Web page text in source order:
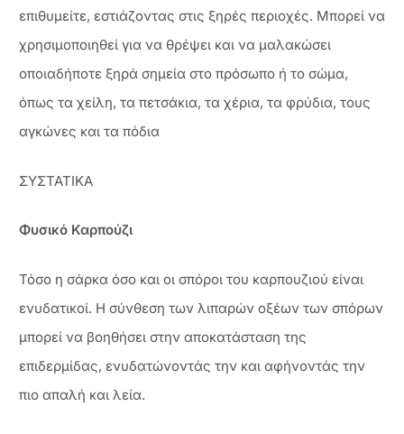
επιθυμείτε, εστιάζοντας στις ξηρές περιοχές. Μπορεί να
χρησιμοποιηθεί για να θρέψει και να μαλακώσει
οποιαδήποτε ξηρά σημεία στο πρόσωπο ή το σώμα,
όπως τα χείλη, τα πετσάκια, τα χέρια, τα φρύδια, τους
αγκώνες και τα πόδια
ΣΥΣΤΑΤΙΚΑ
Φυσικό Καρπούζι
Τόσο η σάρκα όσο και οι σπόροι του καρπουζιού είναι
ενυδατικοί. Η σύνθεση των λιπαρών οξέων των σπόρων
μπορεί να βοηθήσει στην αποκατάσταση της
επιδερμίδας, ενυδατώνοντάς την και αφήνοντάς την
πιο απαλή και λεία.